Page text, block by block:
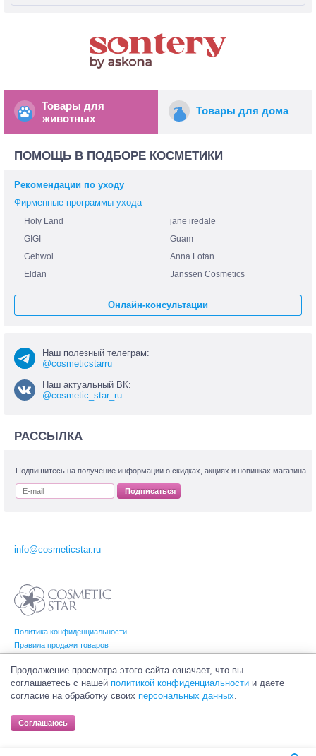
Товары для
животных
Товары для дома
ПОМОЩЬ В ПОДБОРЕ КОСМЕТИКИ
Рекомендации по уходу
Фирменные программы ухода
Holy Land
jane iredale
GIGI
Guam
Gehwol
Anna Lotan
Eldan
Janssen Cosmetics
Онлайн-консультации
Наш полезный телеграм:
@cosmeticstarru
Наш актуальный ВК:
@cosmetic_star_ru
РАССЫЛКА
Подпишитесь на получение информации о скидках, акциях и новинках магазина
Подписаться
Политика конфиденциальности
Правила продажи товаров
info@cosmeticstar.ru
(Косметик Стар). Все права на товарные знаки принадлежат их законным
владельцам.
Продолжение просмотра этого сайта означает, что вы
соглашаетесь с нашей политикой конфиденциальности и даете
согласие на обработку своих персональных данных.
Соглашаюсь